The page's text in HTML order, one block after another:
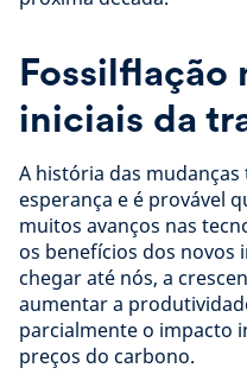
Fossilflação
iniciais da
A história das
esperança e é provável
muitos avanços nas
os benefícios dos novos
chegar até nós, a
aumentar a
parcialmente o impacto
preços do carbono.